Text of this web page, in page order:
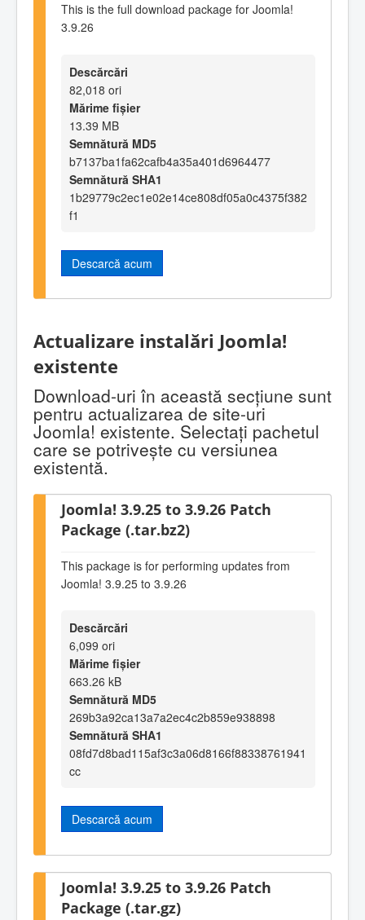
This is the full download package for Joomla!
3.9.26
Descărcări
82,018 ori
Mărime fișier
13.39 MB
Semnătură MD5
b7137ba1fa62cafb4a35a401d6964477
Semnătură SHA1
1b29779c2ec1e02e14ce808df05a0c4375f382
f1
Descarcă acum
Actualizare instalări Joomla!
existente
Download-uri în această secţiune sunt
pentru actualizarea de site-uri
Joomla! existente. Selectaţi pachetul
care se potriveşte cu versiunea
existentă.
Joomla! 3.9.25 to 3.9.26 Patch
Package (.tar.bz2)
This package is for performing updates from
Joomla! 3.9.25 to 3.9.26
Descărcări
6,099 ori
Mărime fișier
663.26 kB
Semnătură MD5
269b3a92ca13a7a2ec4c2b859e938898
Semnătură SHA1
08fd7d8bad115af3c3a06d8166f88338761941
cc
Descarcă acum
Joomla! 3.9.25 to 3.9.26 Patch
Package (.tar.gz)